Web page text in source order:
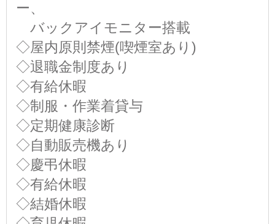
ー、
バックアイモニター搭載
◇屋内原則禁煙(喫煙室あり)
◇退職金制度あり
◇有給休暇
◇制服・作業着貸与
◇定期健康診断
◇自動販売機あり
◇慶弔休暇
◇有給休暇
◇結婚休暇